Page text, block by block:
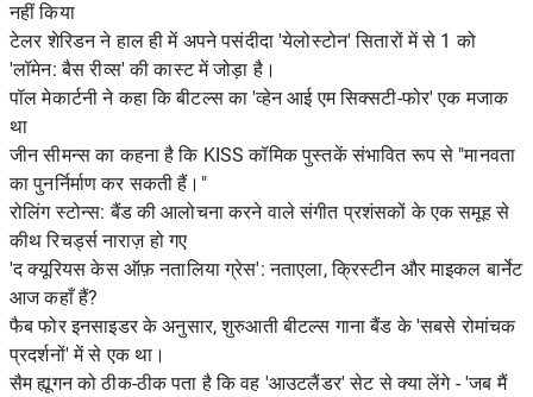
नहीं किया
टेलर शेरिडन ने हाल ही में अपने पसंदीदा 'येलोस्टोन' सितारों में से 1 को
'लॉमेन: बैस रीव्स' की कास्ट में जोड़ा है।
पॉल मेकार्टनी ने कहा कि बीटल्स का 'व्हेन आई एम सिक्सटी-फोर' एक मजाक
था
जीन सीमन्स का कहना है कि KISS कॉमिक पुस्तकें संभावित रूप से "मानवता
का पुनर्निर्माण कर सकती हैं।"
रोलिंग स्टोन्स: बैंड की आलोचना करने वाले संगीत प्रशंसकों के एक समूह से
कीथ रिचर्ड्स नाराज़ हो गए
'द क्यूरियस केस ऑफ़ नतालिया ग्रेस': नताएला, क्रिस्टीन और माइकल बार्नेट
आज कहाँ हैं?
फैब फोर इनसाइडर के अनुसार, शुरुआती बीटल्स गाना बैंड के 'सबसे रोमांचक
प्रदर्शनों' में से एक था।
सैम ह्यूगन को ठीक-ठीक पता है कि वह 'आउटलैंडर' सेट से क्या लेंगे - 'जब मैं